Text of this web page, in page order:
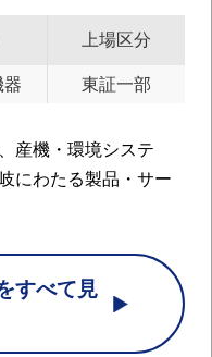
器
上場区分
東証一部
産機・環境システ
にわたる製品・サー
すべて見